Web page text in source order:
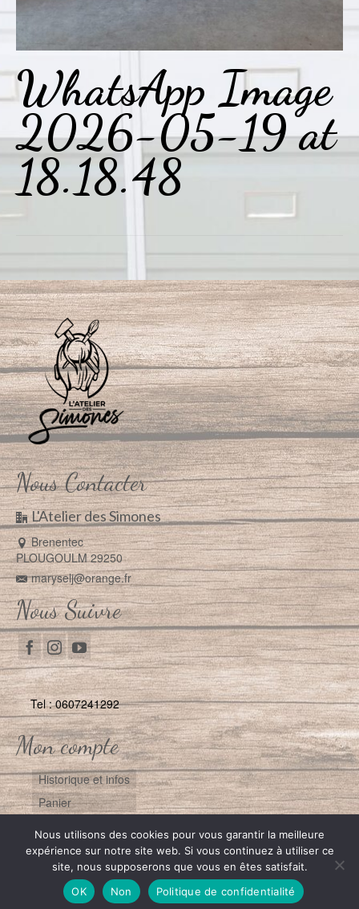
WhatsApp Image
2026-05-19 at
18.18.48
Nous Contacter
L'Atelier des Simones
Brenentec
PLOUGOULM 29250
maryselj@orange.fr
Nous Suivre
Tel : 0607241292
Mon compte
Historique et infos
Panier
Contact Mentions Légales
RGPD
Conditions Générales de Vente
© 2026 L'Atelier des Simones
Nous utilisons des cookies pour vous garantir la meilleure
expérience sur notre site web. Si vous continuez à utiliser ce
site, nous supposerons que vous en êtes satisfait.
OK
Non Politique de confidentialité